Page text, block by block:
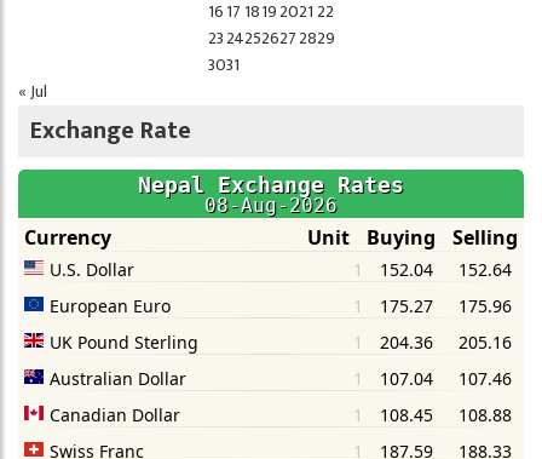
1617 1819202122
23242526272829
3031
« Jul
Exchange Rate